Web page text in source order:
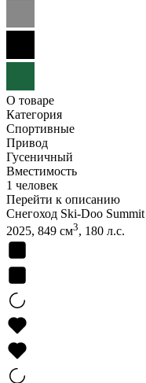
О товаре
Категория
Спортивные
Привод
Гусеничный
Вместимость
1 человек
Перейти к описанию
Снегоход Ski-Doo
2025, 849 см3, 180 л.с.